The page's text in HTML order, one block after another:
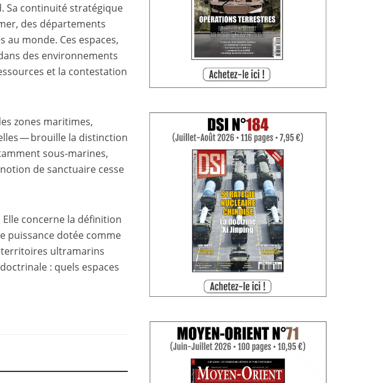
Sa continuité stratégique
des départements
monde. Ces espaces,
des environnements
et la contestation
zones maritimes,
— brouille la distinction
sous-marines,
de sanctuaire cesse
concerne la définition
puissance dotée comme
territoires ultramarins
: quels espaces